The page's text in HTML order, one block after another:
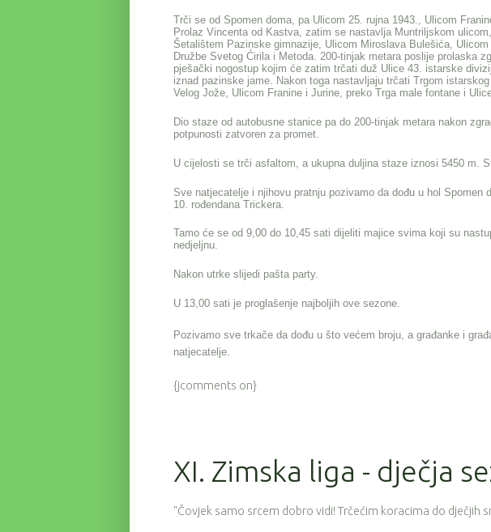
Trči se od Spomen doma, pa Ulicom 25. rujna 1943., Ulicom
Prolaz Vincenta od Kastva, zatim se nastavlja Muntriljskom
Šetalištem Pazinske gimnazije, Ulicom Miroslava Bulešića,
Družbe Svetog Ćirila i Metoda. 200-tinjak metara poslije prolaska
pješački nogostup kojim će zatim trčati duž Ulice 43. istarske
iznad pazinske jame. Nakon toga nastavljaju trčati Trgom
Velog Jože, Ulicom Franine i Jurine, preko Trga male fontane i
Dio staze od autobusne stanice pa do 200-tinjak metara nakon
potpunosti zatvoren za promet.
U cijelosti se trči asfaltom, a ukupna duljina staze iznosi 5450 m.
Sve natjecatelje i njihovu pratnju pozivamo da dođu u hol Spomen
10. rođendana Trickera.
Tamo će se od 9,00 do 10,45 sati dijeliti majice svima koji su
nedjeljnu.
Nakon utrke slijedi pašta party.
U 13,00 sati je proglašenje najboljih ove sezone.
Pozivamo sve trkače da dođu u što većem broju, a građanke i
natjecatelje.
{jcomments on}
XI. Zimska liga - dječja
"Čovjek samo srcem dobro vidi! Trčećim koracima do dječjih